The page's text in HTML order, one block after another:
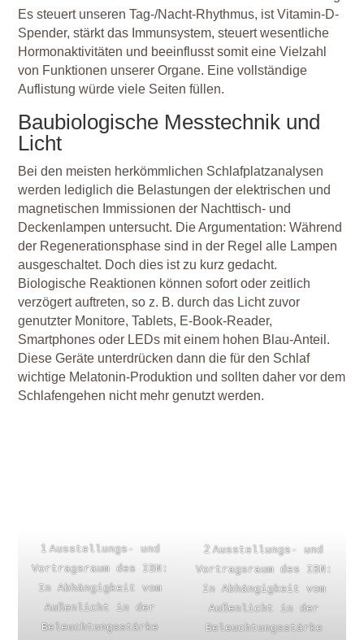
Es steuert unseren Tag-/Nacht-Rhythmus, ist Vitamin-D-
Spender, stärkt das Immunsystem, steuert wesentliche
Hormonaktivitäten und beeinflusst somit eine Vielzahl
von Funktionen unserer Organe. Eine vollständige
Auflistung würde viele Seiten füllen.
Baubiologische Messtechnik und
Licht
Bei den meisten herkömmlichen Schlafplatzanalysen
werden lediglich die Belastungen der elektrischen und
magnetischen Immissionen der Nachttisch- und
Deckenlampen untersucht. Die Argumentation: Während
der Regenerationsphase sind in der Regel alle Lampen
ausgeschaltet. Doch dies ist zu kurz gedacht.
Biologische Reaktionen können sofort oder zeitlich
verzögert auftreten, so z. B. durch das Licht zuvor
genutzter Monitore, Tablets, E-Book-Reader,
Smartphones oder LEDs mit einem hohen Blau-Anteil.
Diese Geräte unterdrücken dann die für den Schlaf
wichtige Melatonin-Produktion und sollten daher vor dem
Schlafengehen nicht mehr genutzt werden.
1Ausstellungs- und
Vortragsraum des IBN:
In Abhängigkeit vom
Außenlicht in der
Beleuchtungsstärke
2Ausstellungs- und
Vortragsraum des IBN:
In Abhängigkeit vom
Außenlicht in der
Beleuchtungsstärke